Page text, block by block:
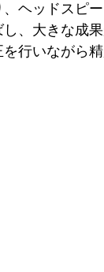
ヘッドスピ
、大きな成
行いながら